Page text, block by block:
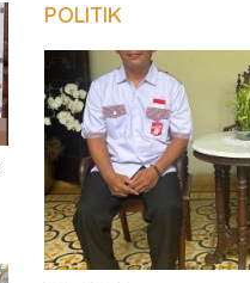
POLITIK